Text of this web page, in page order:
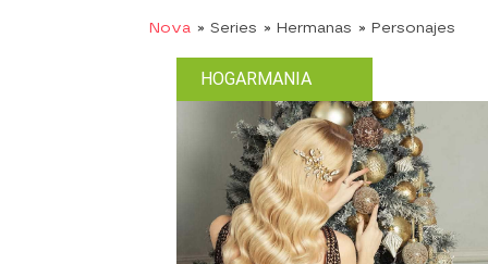
Nova » Series » Hermanas » Personajes
HOGARMANIA